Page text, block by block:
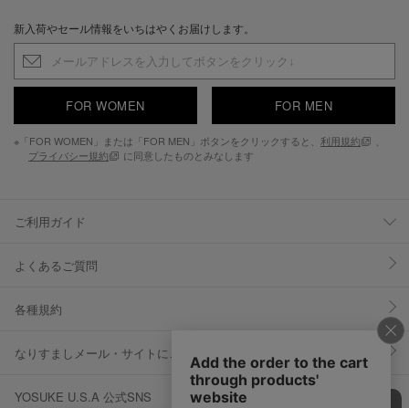
新入荷やセール情報をいちはやくお届けします。
FOR WOMEN FOR MEN
※「FOR WOMEN」または「FOR MEN」ボタンをクリックすると、 利用規約
プライバシー規約
に同意したものとみなします
ご利用ガイド
よくあるご質問
各種規約
なりすましメール・サイトにご注意ください
YOSUKE U.S.A 公式SNS